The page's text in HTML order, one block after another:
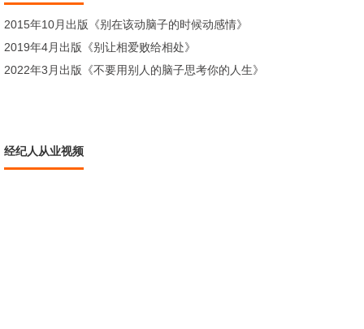
2015年10月出版《别在该动脑子的时候动感情》
2019年4月出版《别让相爱败给相处》
2022年3月出版《不要用别人的脑子思考你的人生》
经纪人从业视频